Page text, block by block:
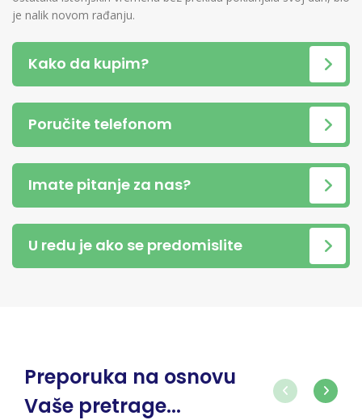
je nalik novom rađanju.
Kako da kupim?
Poručite telefonom
Imate pitanje za nas?
U redu je ako se predomislite
Preporuka na osnovu
Vaše pretrage...